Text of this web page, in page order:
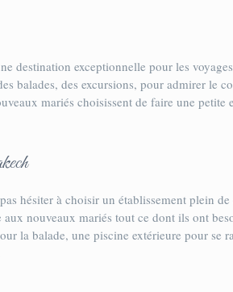
destination exceptionnelle pour les
balades, des excursions, pour admirer le
mariés choisissent de faire une
hésiter à choisir un établissement plein
nouveaux mariés tout ce dont ils ont
la balade, une piscine extérieure pour se